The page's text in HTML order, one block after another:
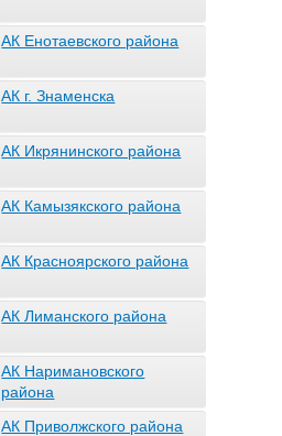
АК Енотаевского района
АК г. Знаменска
АК Икрянинского района
АК Камызякского района
АК Красноярского района
АК Лиманского района
АК Наримановского
района
АК Приволжского района